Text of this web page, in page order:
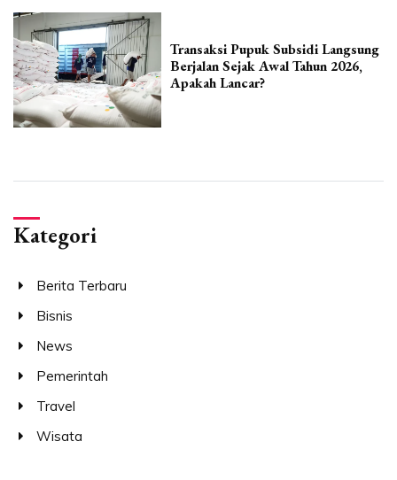
Transaksi Pupuk Subsidi Langsung
Berjalan Sejak Awal Tahun 2026,
Apakah Lancar?
Kategori
Berita Terbaru
Bisnis
News
Pemerintah
Travel
Wisata